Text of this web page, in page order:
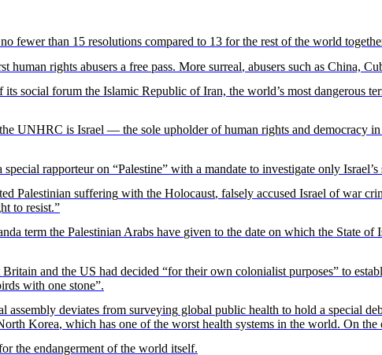
fewer than 15 resolutions compared to 13 for the rest of the world
human rights abusers a free pass. More surreal, abusers such as China,
its social forum the Islamic Republic of Iran, the world’s most dangerous
the UNHRC is Israel — the sole upholderofhuman rights and democracy in
special rapporteur on “Palestine” with a mandate to investigate only Israel’s
Palestinian suffering with the Holocaust, falsely accused Israel ofwar
to resist.”
term the Palestinian Arabs have given to the date on which the State of
Britain and the US had decided “fortheir own colonialist purposes” to
with one stone”.
assembly deviates from surveying global public health to hold a special
Korea, which has one of the worst health systems in the world. On the
the endangerment of the world itself.